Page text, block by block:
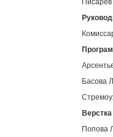
Басова
Попова